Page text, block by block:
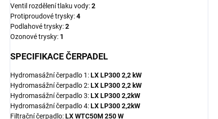
Ventil rozdělení tlaku vody:2
Protiproudové trysky:4
Podlahové trysky:2
Ozonové trysky: 1
SPECIFIKACE ČERPADEL
Hydromasážní čerpadlo 1:LX LP300 2,2 kW
Hydromasážní čerpadlo 2:LX LP300 2,2 kW
Hydromasážní čerpadlo 3:LX LP300 2,2kW
Hydromasážní čerpadlo 4:LX LP300 2,2kW
Filtrační čerpadlo:LX WTC50M 250 W